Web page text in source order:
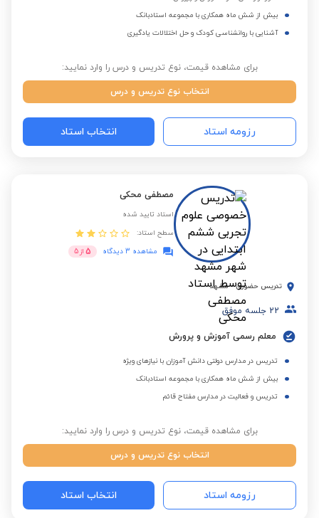
بیش از شش ماه همکاری با مجموعه استادبانک
آشنایی با روانشناسی کودک و حل اختلالات یادگیری
برای مشاهده قیمت، نوع تدریس و درس را وارد نمایید:
انتخاب نوع تدریس و درس
رزومه استاد انتخاب استاد
مصطفی محکی
استاد تایید شده
سطح استاد:
مشاهده 3 دیدگاه
5 از 5
تدریس حضوری - مشهد
22 جلسه موفق
معلم رسمی آموزش و پرورش
تدریس در مدارس دولتی دانش آموزان با نیازهای ویژه
بیش از شش ماه همکاری با مجموعه استادبانک
تدریس و فعالیت در مدارس مفتاح قائم
برای مشاهده قیمت، نوع تدریس و درس را وارد نمایید:
انتخاب نوع تدریس و درس
رزومه استاد انتخاب استاد